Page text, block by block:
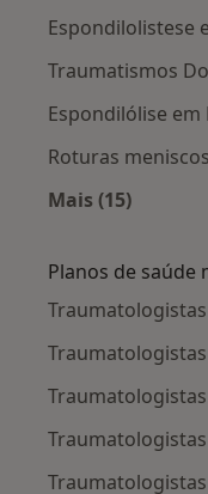
Espondilolistese
Traumatismos
Espondilólise em
Roturas
Mais (15)
Planos de saúde